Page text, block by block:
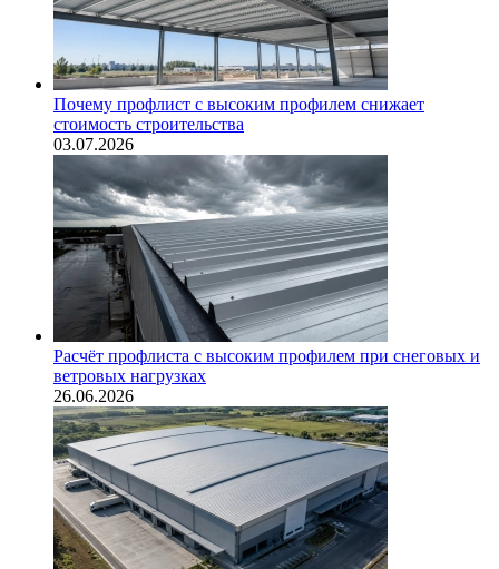
Почему профлист с высоким профилем снижает
стоимость строительства
03.07.2026
Расчёт профлиста с высоким профилем при снеговых и
ветровых нагрузках
26.06.2026